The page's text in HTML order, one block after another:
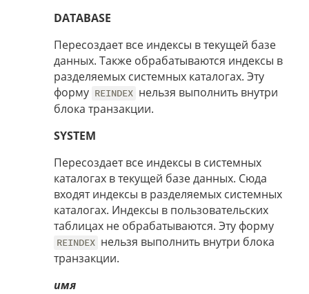
DATABASE
Пересоздает все индексы в текущей базе
данных. Также обрабатываются индексы в
разделяемых системных каталогах. Эту
форму REINDEX нельзя выполнить внутри
блока транзакции.
SYSTEM
Пересоздает все индексы в системных
каталогах в текущей базе данных. Сюда
входят индексы в разделяемых системных
каталогах. Индексы в пользовательских
таблицах не обрабатываются. Эту форму
REINDEX нельзя выполнить внутри блока
транзакции.
имя